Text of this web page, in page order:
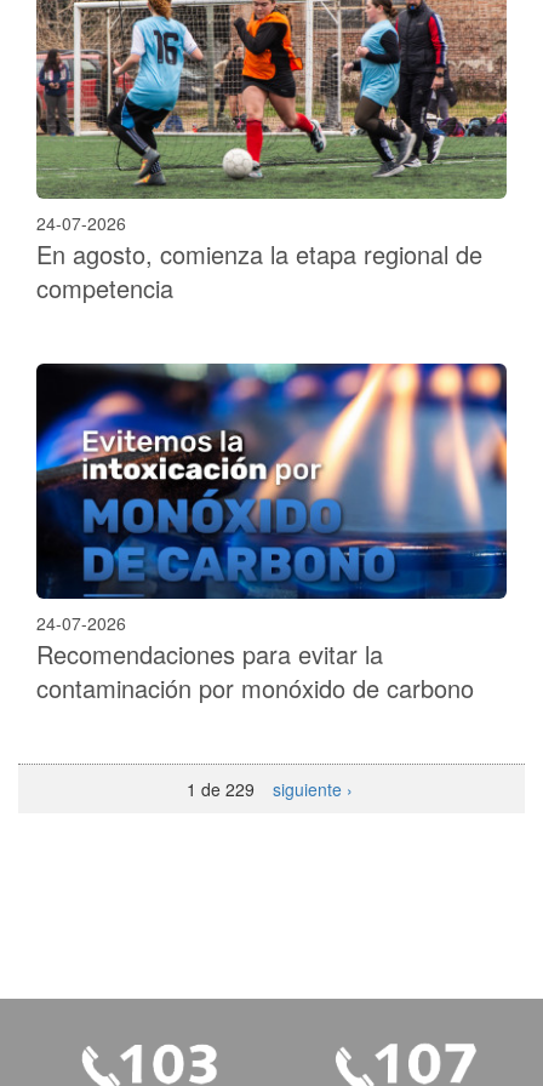
24-07-2026
En agosto, comienza la etapa regional de
competencia
24-07-2026
Recomendaciones para evitar la
contaminación por monóxido de carbono
1 de 229 siguiente ›